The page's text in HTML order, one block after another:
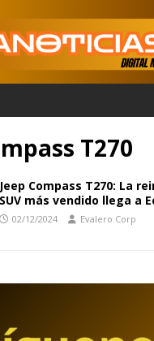
T270
Jeep Compass T270: La
SUV más vendido llega a
02/12/2024 Evalero Corp